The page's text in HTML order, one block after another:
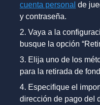
cuenta personal de
y contraseña.
Vaya a la
busque la opción
Elija uno de los
para la retirada de
Especifique el
dirección de pago del